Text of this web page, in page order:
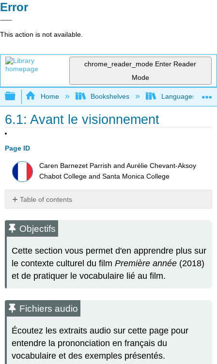
Error
This action is not available.
chrome_reader_mode Enter Reader
Mode
Expand/collapse global hierarchy
Home Bookshelves Languages
6.1: Avant le visionnement
Page ID
Caren Barnezet Parrish and Aurélie Chevant-Aksoy
Chabot College and Santa Monica College
Table of contents
Fichiers
audio
!
Les
notes
le
film
Le
système
éducatif
français
Objectifs
Cette section vous permet d'en apprendre plus sur
le contexte culturel du filmPremière année (2018)
et de pratiquer le vocabulaire lié au film.
Fichiers audio
Écoutez les extraits audio sur cette page pour
entendre la prononciation en français du
vocabulaire et des exemples présentés.